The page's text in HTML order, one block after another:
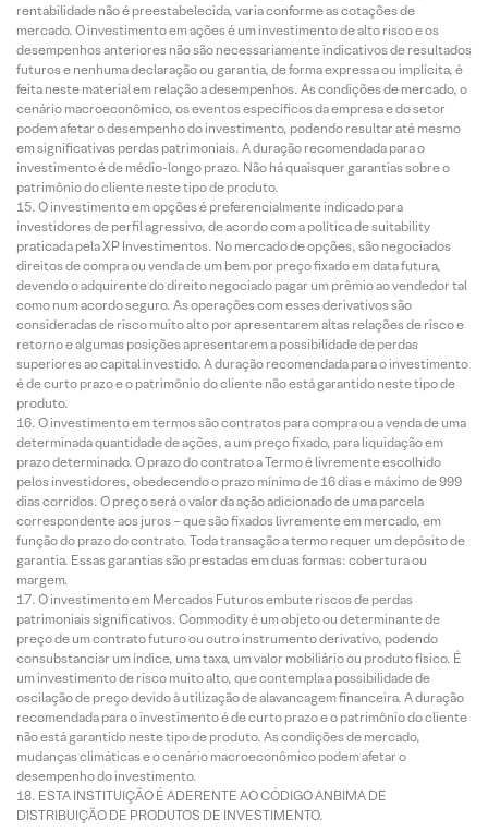
rentabilidade não é preestabelecida, varia conforme as cotações de
mercado. O investimento em ações é um investimento de alto risco e os
desempenhos anteriores não são necessariamente indicativos de resultados
futuros e nenhuma declaração ou garantia, de forma expressa ou implícita, é
feita neste material em relação a desempenhos. As condições de mercado, o
cenário macroeconômico, os eventos específicos da empresa e do setor
podem afetar o desempenho do investimento, podendo resultar até mesmo
em significativas perdas patrimoniais. A duração recomendada para o
investimento é de médio-longo prazo. Não há quaisquer garantias sobre o
patrimônio do cliente neste tipo de produto.
O investimento em opções é preferencialmente indicado para
investidores de perfil agressivo, de acordo com a política de suitability
praticada pela XP Investimentos. No mercado de opções, são negociados
direitos de compra ou venda de um bem por preço fixado em data futura,
devendo o adquirente do direito negociado pagar um prêmio ao vendedor tal
como num acordo seguro. As operações com esses derivativos são
consideradas de risco muito alto por apresentarem altas relações de risco e
retorno e algumas posições apresentarem a possibilidade de perdas
superiores ao capital investido. A duração recomendada para o investimento
é de curto prazo e o patrimônio do cliente não está garantido neste tipo de
produto.
O investimento em termos são contratos para compra ou a venda de uma
determinada quantidade de ações, a um preço fixado, para liquidação em
prazo determinado. O prazo do contrato a Termo é livremente escolhido
pelos investidores, obedecendo o prazo mínimo de 16 dias e máximo de 999
dias corridos. O preço será o valor da ação adicionado de uma parcela
correspondente aos juros – que são fixados livremente em mercado, em
função do prazo do contrato. Toda transação a termo requer um depósito de
garantia. Essas garantias são prestadas em duas formas: cobertura ou
margem.
O investimento em Mercados Futuros embute riscos de perdas
patrimoniais significativos. Commodity é um objeto ou determinante de
preço de um contrato futuro ou outro instrumento derivativo, podendo
consubstanciar um índice, uma taxa, um valor mobiliário ou produto físico. É
um investimento de risco muito alto, que contempla a possibilidade de
oscilação de preço devido à utilização de alavancagem financeira. A duração
recomendada para o investimento é de curto prazo e o patrimônio do cliente
não está garantido neste tipo de produto. As condições de mercado,
mudanças climáticas e o cenário macroeconômico podem afetar o
desempenho do investimento.
ESTA INSTITUIÇÃO É ADERENTE AO CÓDIGO ANBIMA DE
DISTRIBUIÇÃO DE PRODUTOS DE INVESTIMENTO.